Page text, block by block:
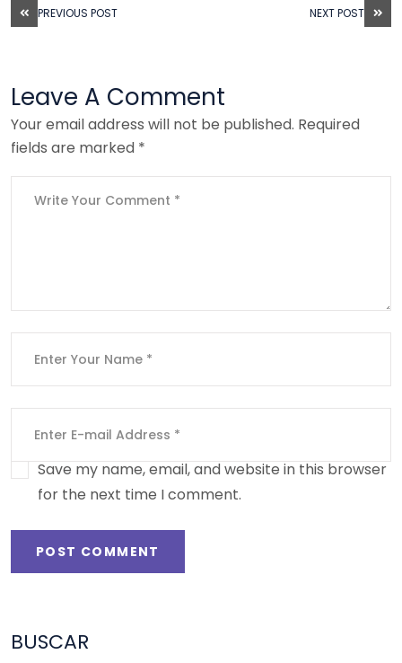
PREVIOUS POST NEXT POST
Leave A Comment
Your email address will not be published. Required
fields are marked *
Save my name, email, and website in this browser
for the next time I comment.
POST COMMENT
BUSCAR